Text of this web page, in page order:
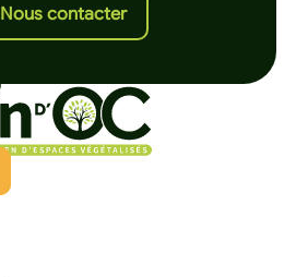
Nous contacterCliquez ici pour nous